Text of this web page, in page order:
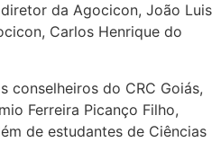
da Agocicon, João Luis
Carlos Henrique do
conselheiros do CRC Goiás,
Ferreira Picanço Filho,
de estudantes de Ciências